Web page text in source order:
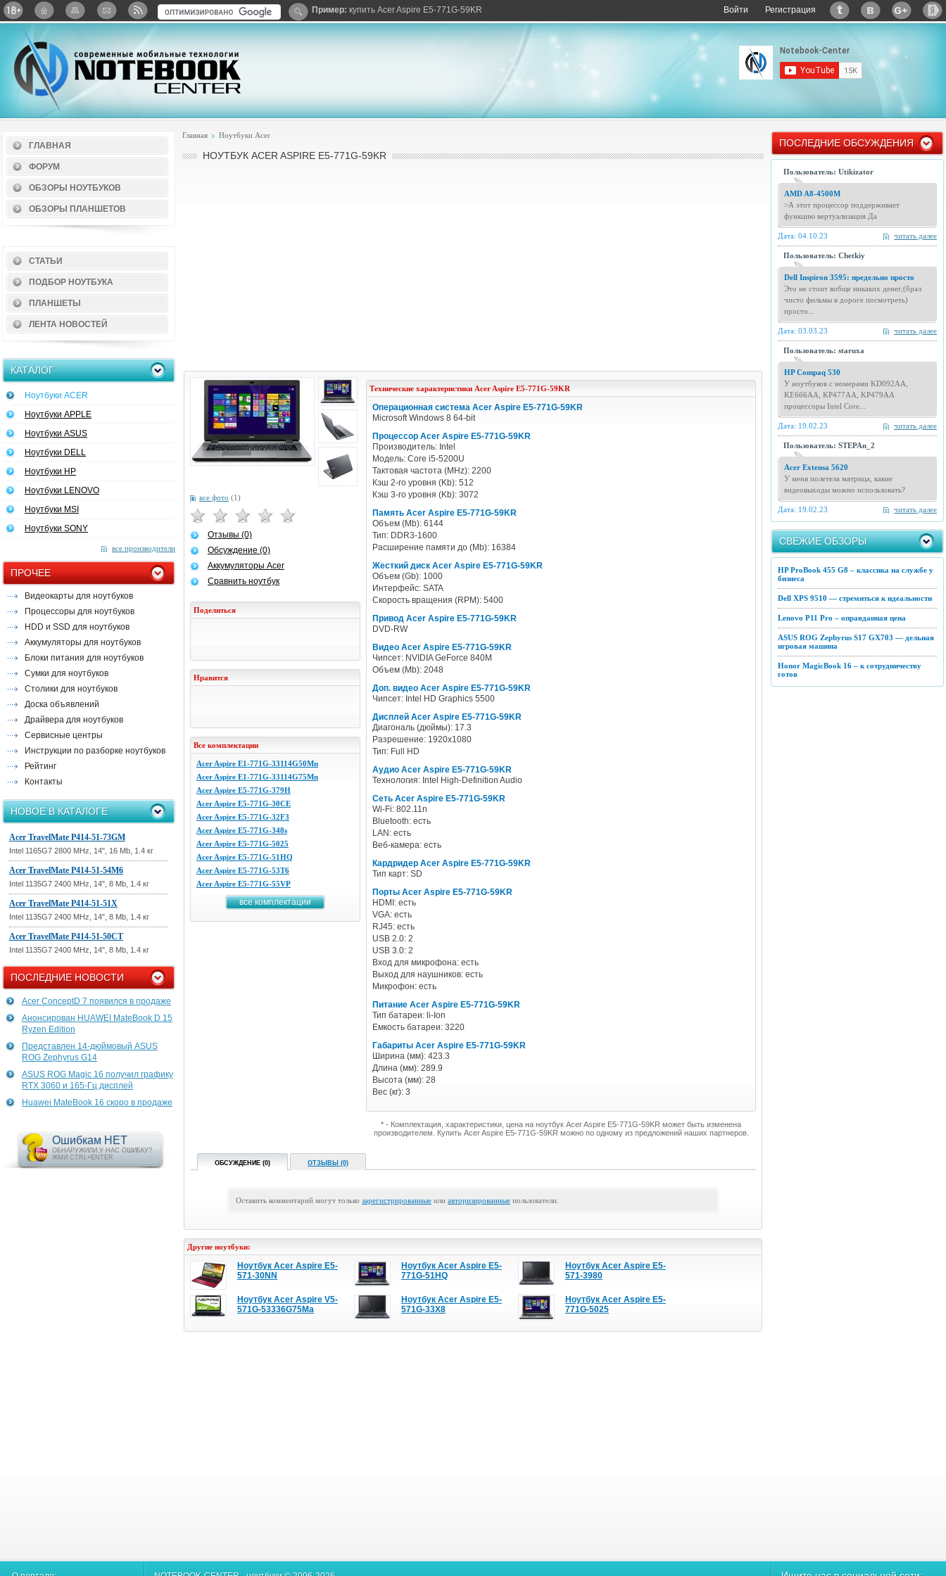
Войти Регистрация
Twitter ВКонтактеGoogle+Яндекс: Каталог виджетовПример: купить Acer Aspire E5-771G-59KR
ГЛАВНАЯ
ФОРУМ
ОБЗОРЫ НОУТБУКОВ
ОБЗОРЫ ПЛАНШЕТОВ
СТАТЬИ
ПОДБОР НОУТБУКА
ПЛАНШЕТЫ
ЛЕНТА НОВОСТЕЙ
КАТАЛОГ
Ноутбуки ACER
Ноутбуки APPLE
Ноутбуки ASUS
Ноутбуки DELL
Ноутбуки HP
Ноутбуки LENOVO
Ноутбуки MSI
Ноутбуки SONY
все производители
ПРОЧЕЕ
Видеокарты для ноутбуков
Процессоры для ноутбуков
HDD и SSD для ноутбуков
Аккумуляторы для ноутбуков
Блоки питания для ноутбуков
Сумки для ноутбуков
Столики для ноутбуков
Доска объявлений
Драйвера для ноутбуков
Сервисные центры
Инструкции по разборке ноутбуков
Рейтинг
Контакты
НОВОЕ В КАТАЛОГЕ
Acer TravelMate P414-51-73GM
Intel 1165G7 2800 MHz, 14", 16 Mb, 1.4 кг
Acer TravelMate P414-51-54M6
Intel 1135G7 2400 MHz, 14", 8 Mb, 1.4 кг
Acer TravelMate P414-51-51X
Intel 1135G7 2400 MHz, 14", 8 Mb, 1.4 кг
Acer TravelMate P414-51-50CT
Intel 1135G7 2400 MHz, 14", 8 Mb, 1.4 кг
ПОСЛЕДНИЕ НОВОСТИ
Acer ConceptD 7 появился в продаже
Анонсирован HUAWEI MateBook D 15
Ryzen Edition
Представлен 14-дюймовый ASUS
ROG Zephyrus G14
ASUS ROG Magic 16 получил графику
RTX 3060 и 165-Гц дисплей
Huawei MateBook 16 скоро в продаже
Ошибкам НЕТ
ОБНАРУЖИЛИ У НАС ОШИБКУ?
ЖМИ CTRL+ENTER
Главная Ноутбуки Acer
НОУТБУК ACER ASPIRE E5-771G-59KR
все фото (1)
Отзывы (0)
Обсуждение (0)
Аккумуляторы Acer
Сравнить ноутбук
Поделиться
Нравится
Все комплектации
Acer Aspire E1-771G-33114G50Mn
Acer Aspire E1-771G-33114G75Mn
Acer Aspire E5-771G-379H
Acer Aspire E5-771G-30CE
Acer Aspire E5-771G-32F3
Acer Aspire E5-771G-348s
Acer Aspire E5-771G-5025
Acer Aspire E5-771G-51HQ
Acer Aspire E5-771G-53T6
Acer Aspire E5-771G-55VP
все комплектации
Технические характеристики Acer Aspire E5-771G-59KR
Операционная система Acer Aspire E5-771G-59KR
Microsoft Windows 8 64-bit
Процессор Acer Aspire E5-771G-59KR
Производитель: Intel
Модель: Core i5-5200U
Тактовая частота (MHz): 2200
Кэш 2-го уровня (Kb): 512
Кэш 3-го уровня (Kb): 3072
Память Acer Aspire E5-771G-59KR
Объем (Mb): 6144
Тип: DDR3-1600
Расширение памяти до (Mb): 16384
Жесткий диск Acer Aspire E5-771G-59KR
Объем (Gb): 1000
Интерфейс: SATA
Скорость вращения (RPM): 5400
Привод Acer Aspire E5-771G-59KR
DVD-RW
Видео Acer Aspire E5-771G-59KR
Чипсет: NVIDIA GeForce 840M
Объем (Mb): 2048
Доп. видео Acer Aspire E5-771G-59KR
Чипсет: Intel HD Graphics 5500
Дисплей Acer Aspire E5-771G-59KR
Диагональ (дюймы): 17.3
Разрешение: 1920x1080
Тип: Full HD
Аудио Acer Aspire E5-771G-59KR
Технология: Intel High-Definition Audio
Сеть Acer Aspire E5-771G-59KR
Wi-Fi: 802.11n
Bluetooth: есть
LAN: есть
Веб-камера: есть
Кардридер Acer Aspire E5-771G-59KR
Тип карт: SD
Порты Acer Aspire E5-771G-59KR
HDMI: есть
VGA: есть
RJ45: есть
USB 2.0: 2
USB 3.0: 2
Вход для микрофона: есть
Выход для наушников: есть
Микрофон: есть
Питание Acer Aspire E5-771G-59KR
Тип батареи: li-Ion
Емкость батареи: 3220
Габариты Acer Aspire E5-771G-59KR
Ширина (мм): 423.3
Длина (мм): 289.9
Высота (мм): 28
Вес (кг): 3
* - Комплектация, характеристики, цена на ноутбук Acer Aspire E5-771G-59KR может быть изменена
производителем. Купить Acer Aspire E5-771G-59KR можно по одному из предложений наших партнеров.
ОБСУЖДЕНИЕ (0) ОТЗЫВЫ (0)
Оставить комментарий могут только зарегистрированные или авторизированные пользователи.
Другие ноутбуки:
Ноутбук Acer Aspire E5-
571-30NN
Ноутбук Acer Aspire E5-
771G-51HQ
Ноутбук Acer Aspire E5-
571-3980
Ноутбук Acer Aspire V5-
571G-53336G75Ma
Ноутбук Acer Aspire E5-
571G-33X8
Ноутбук Acer Aspire E5-
771G-5025
ПОСЛЕДНИЕ ОБСУЖДЕНИЯ
Пользователь: Utikizator
AMD A8-4500M
>А этот процессор поддерживает
функцию вертуализация Да
читать далее
Дата: 04.10.23
Пользователь: Chetkiy
Dell Inspiron 3595: предельно просто
Это не стоит вобще никаких денег,(брал
чисто фильмы в дороге посмотреть)
просто...
читать далее
Дата: 03.03.23
Пользователь: staruxa
HP Compaq 530
У ноутбуков с номерами KD092AA,
KE666AA, KP477AA, KP479AA
процессоры Intel Core...
читать далее
Дата: 19.02.23
Пользователь: STEPAn_2
Acer Extensa 5620
У меня полетела матрица, какие
видеовыходы можно использовать?
читать далее
Дата: 19.02.23
СВЕЖИЕ ОБЗОРЫ
HP ProBook 455 G8 – классика на службе у
бизнеса
Dell XPS 9510 — стремиться к идеальности
Lenovo P11 Pro – оправданная цена
ASUS ROG Zephyrus S17 GX703 — дельная
игровая машина
Honor MagicBook 16 – к сотрудничеству
готов